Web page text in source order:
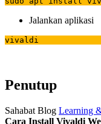
Jalankan aplikasi
vivaldi
Penutup
Sahabat Blog Learning
Cara Install Vivaldi